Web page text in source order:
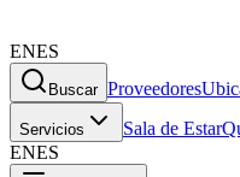
ENES
Buscar Proveedores
Servicios Sala de Estar
ENES